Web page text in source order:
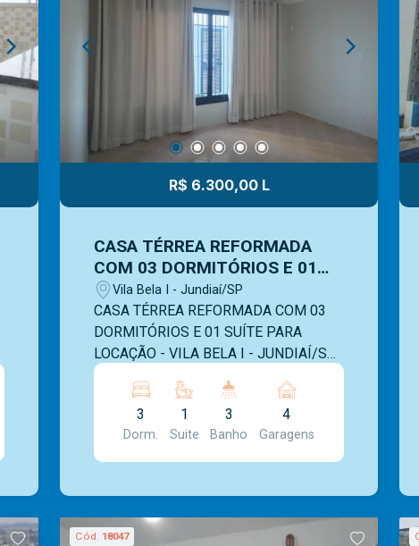
R$ 6.300,00 L
CASA TÉRREA REFORMADA
COM 03 DORMITÓRIOS E 01
SUÍTE PARA LOCAÇÃO - VILA
BELA I - JUNDIAÍ/SP
Vila Bela I - Jundiaí/SP
CASA TÉRREA REFORMADA COM 03
DORMITÓRIOS E 01 SUÍTE PARA
LOCAÇÃO - VILA BELA I - JUNDIAÍ/SP
CASA TÉRREA TODA REFORMADA
PARA LOCAÇÃO COM 03 QUARTOS ,
250,00 m2 DE TERRENO E 190,00 M2
DE CONSTRUÇÃO, GARAGEM PARA
ATÉ 04 VEÍCULOS, PORTÃO
CHURRASQUEIRA DE ALVENARIA,
3
Dorm.
1
Suite
3
Banho
4
Garagens
Cód. 18047